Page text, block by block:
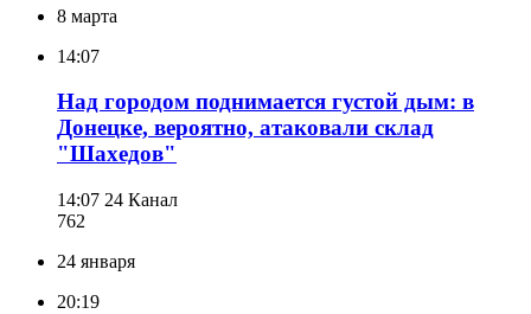
8 марта
14:07
Над городом поднимается густой дым: в
Донецке, вероятно, атаковали склад
"Шахедов"
14:07 24 Канал
762
24 января
20:19